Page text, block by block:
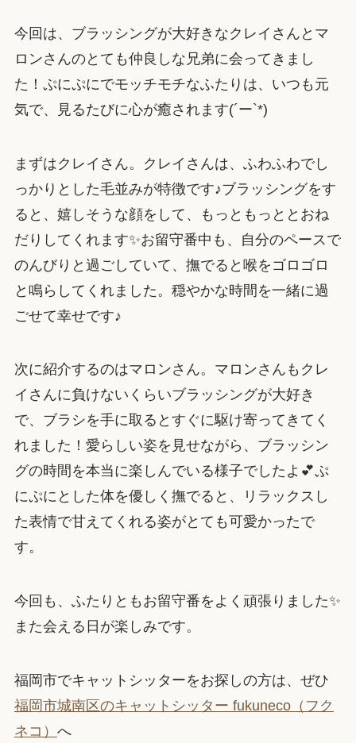
今回は、ブラッシングが大好きなクレイさんとマ
ロンさんのとても仲良しな兄弟に会ってきまし
た！ぷにぷにでモッチモチなふたりは、いつも元
気で、見るたびに心が癒されます(´ー`*)
まずはクレイさん。クレイさんは、ふわふわでし
っかりとした毛並みが特徴です♪ブラッシングをす
ると、嬉しそうな顔をして、もっともっととおね
だりしてくれます✨お留守番中も、自分のペースで
のんびりと過ごしていて、撫でると喉をゴロゴロ
と鳴らしてくれました。穏やかな時間を一緒に過
ごせて幸せです♪
次に紹介するのはマロンさん。マロンさんもクレ
イさんに負けないくらいブラッシングが大好き
で、ブラシを手に取るとすぐに駆け寄ってきてく
れました！愛らしい姿を見せながら、ブラッシン
グの時間を本当に楽しんでいる様子でしたよ💕ぷ
にぷにとした体を優しく撫でると、リラックスし
た表情で甘えてくれる姿がとても可愛かったで
す。
今回も、ふたりともお留守番をよく頑張りました✨
また会える日が楽しみです。
福岡市でキャットシッターをお探しの方は、ぜひ
福岡市城南区のキャットシッター fukuneco（フク
ネコ） へ